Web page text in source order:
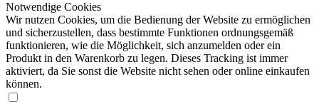
Notwendige Cookies
Wir nutzen Cookies, um die Bedienung der Website zu ermöglichen
und sicherzustellen, dass bestimmte Funktionen ordnungsgemäß
funktionieren, wie die Möglichkeit, sich anzumelden oder ein
Produkt in den Warenkorb zu legen. Dieses Tracking ist immer
aktiviert, da Sie sonst die Website nicht sehen oder online einkaufen
können.